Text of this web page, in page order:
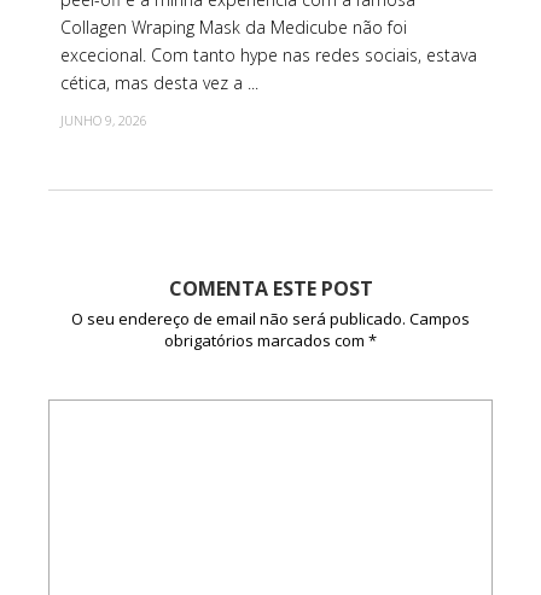
Collagen Wraping Mask da Medicube não foi
excecional. Com tanto hype nas redes sociais, estava
cética, mas desta vez a ...
JUNHO 9, 2026
COMENTA ESTE POST
O seu endereço de email não será publicado. Campos
obrigatórios marcados com *